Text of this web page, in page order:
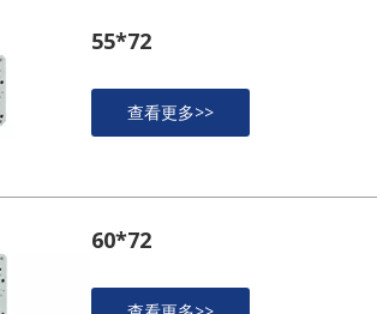
55*72
查看更多>>
60*72